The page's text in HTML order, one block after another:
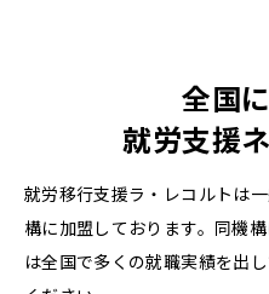
全国
就労支援
就労移行支援ラ・レコルトは
構に加盟しております。同機
は全国で多くの就職実績を出